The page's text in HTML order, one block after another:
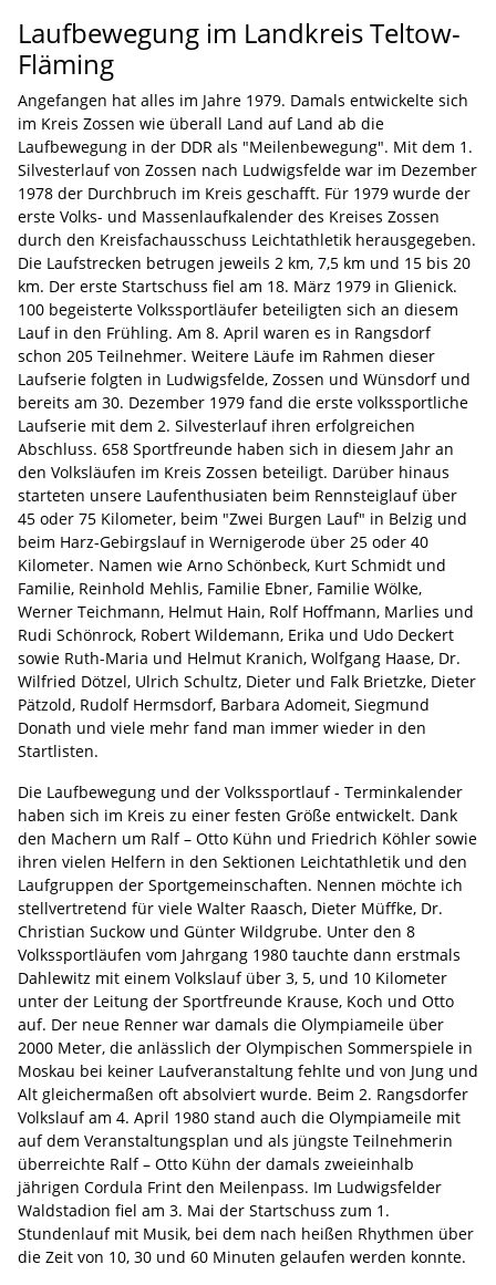
Laufbewegung im Landkreis Teltow-
Fläming
Angefangen hat alles im Jahre 1979. Damals entwickelte sich
im Kreis Zossen wie überall Land auf Land ab die
Laufbewegung in der DDR als "Meilenbewegung". Mit dem 1.
Silvesterlauf von Zossen nach Ludwigsfelde war im Dezember
1978 der Durchbruch im Kreis geschafft. Für 1979 wurde der
erste Volks- und Massenlaufkalender des Kreises Zossen
durch den Kreisfachausschuss Leichtathletik herausgegeben.
Die Laufstrecken betrugen jeweils 2 km, 7,5 km und 15 bis 20
km. Der erste Startschuss fiel am 18. März 1979 in Glienick.
100 begeisterte Volkssportläufer beteiligten sich an diesem
Lauf in den Frühling. Am 8. April waren es in Rangsdorf
schon 205 Teilnehmer. Weitere Läufe im Rahmen dieser
Laufserie folgten in Ludwigsfelde, Zossen und Wünsdorf und
bereits am 30. Dezember 1979 fand die erste volkssportliche
Laufserie mit dem 2. Silvesterlauf ihren erfolgreichen
Abschluss. 658 Sportfreunde haben sich in diesem Jahr an
den Volksläufen im Kreis Zossen beteiligt. Darüber hinaus
starteten unsere Laufenthusiaten beim Rennsteiglauf über
45 oder 75 Kilometer, beim "Zwei Burgen Lauf" in Belzig und
beim Harz-Gebirgslauf in Wernigerode über 25 oder 40
Kilometer. Namen wie Arno Schönbeck, Kurt Schmidt und
Familie, Reinhold Mehlis, Familie Ebner, Familie Wölke,
Werner Teichmann, Helmut Hain, Rolf Hoffmann, Marlies und
Rudi Schönrock, Robert Wildemann, Erika und Udo Deckert
sowie Ruth-Maria und Helmut Kranich, Wolfgang Haase, Dr.
Wilfried Dötzel, Ulrich Schultz, Dieter und Falk Brietzke, Dieter
Pätzold, Rudolf Hermsdorf, Barbara Adomeit, Siegmund
Donath und viele mehr fand man immer wieder in den
Startlisten.
Die Laufbewegung und der Volkssportlauf - Terminkalender
haben sich im Kreis zu einer festen Größe entwickelt. Dank
den Machern um Ralf – Otto Kühn und Friedrich Köhler sowie
ihren vielen Helfern in den Sektionen Leichtathletik und den
Laufgruppen der Sportgemeinschaften. Nennen möchte ich
stellvertretend für viele Walter Raasch, Dieter Müffke, Dr.
Christian Suckow und Günter Wildgrube. Unter den 8
Volkssportläufen vom Jahrgang 1980 tauchte dann erstmals
Dahlewitz mit einem Volkslauf über 3, 5, und 10 Kilometer
unter der Leitung der Sportfreunde Krause, Koch und Otto
auf. Der neue Renner war damals die Olympiameile über
2000 Meter, die anlässlich der Olympischen Sommerspiele in
Moskau bei keiner Laufveranstaltung fehlte und von Jung und
Alt gleichermaßen oft absolviert wurde. Beim 2. Rangsdorfer
Volkslauf am 4. April 1980 stand auch die Olympiameile mit
auf dem Veranstaltungsplan und als jüngste Teilnehmerin
überreichte Ralf – Otto Kühn der damals zweieinhalb
jährigen Cordula Frint den Meilenpass. Im Ludwigsfelder
Waldstadion fiel am 3. Mai der Startschuss zum 1.
Stundenlauf mit Musik, bei dem nach heißen Rhythmen über
die Zeit von 10, 30 und 60 Minuten gelaufen werden konnte.